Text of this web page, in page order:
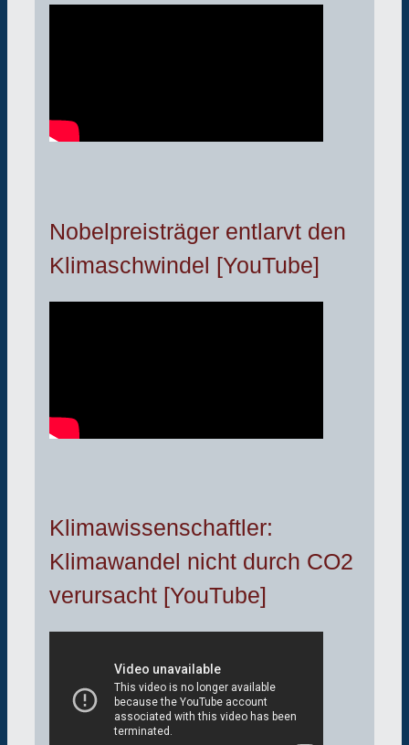
Nobelpreisträger entlarvt den
Klimaschwindel [YouTube]
Klimawissenschaftler:
Klimawandel nicht durch CO2
verursacht [YouTube]